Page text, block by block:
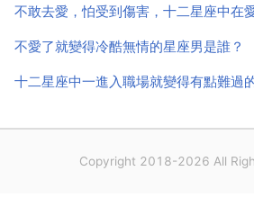
不愛了就變得冷酷無情的星座男是誰？
十二星座中一進入職場就變得有點難過
Copyright 2018-2026 All